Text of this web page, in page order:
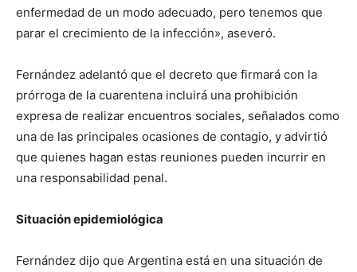
enfermedad de un modo adecuado, pero tenemos que
parar el crecimiento de la infección», aseveró.
Fernández adelantó que el decreto que firmará con la
prórroga de la cuarentena incluirá una prohibición
expresa de realizar encuentros sociales, señalados como
una de las principales ocasiones de contagio, y advirtió
que quienes hagan estas reuniones pueden incurrir en
una responsabilidad penal.
Situación epidemiológica
Fernández dijo que Argentina está en una situación de